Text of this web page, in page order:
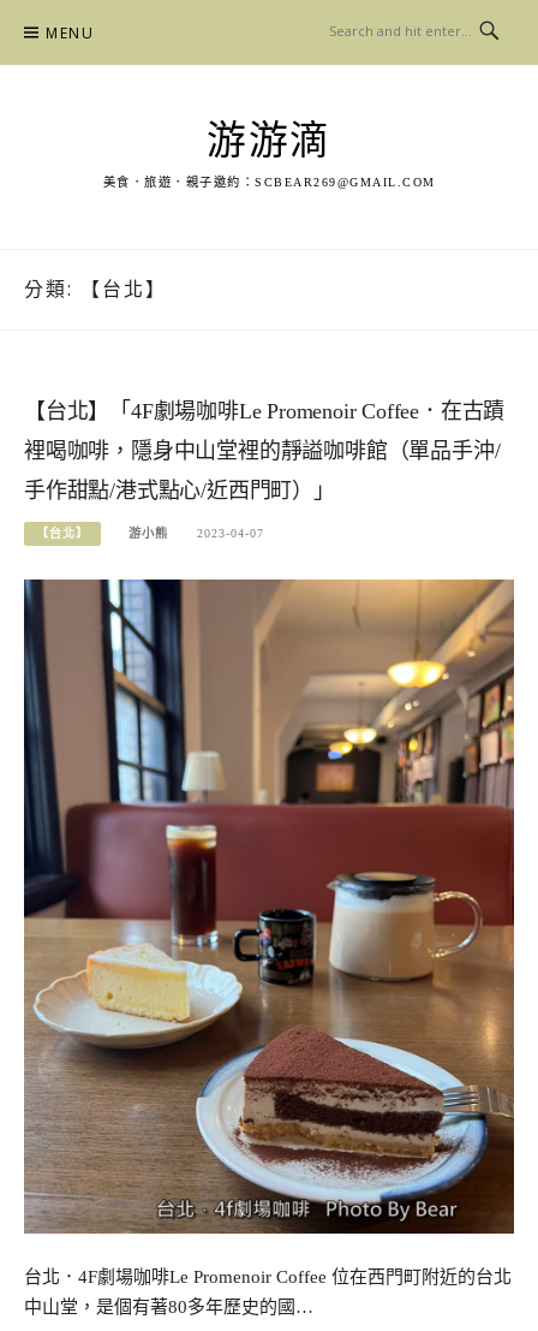
content
MENU
游游滴
美食．旅遊．親子邀約： SCBEAR269@GMAIL.COM
分類: 【台北】
【台北】「4F劇場咖啡Le Promenoir Coffee．在古蹟
裡喝咖啡，隱身中山堂裡的靜謚咖啡館（單品手沖/
手作甜點/港式點心/近西門町）」
【台北】 游小熊 2023-04-07
台北．4F劇場咖啡Le Promenoir Coffee 位在西門町附近的台北
中山堂，是個有著80多年歷史的國…